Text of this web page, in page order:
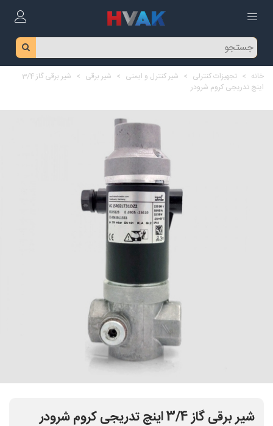
خانه > تجهیزات کنترلی > شیر کنترل و ایمنی > شیر برقی >
شیر برقی گاز 3/4
اینچ تدریجی کروم شرودر
شیر برقی گاز 3/4 اینچ تدریجی کروم شرودر